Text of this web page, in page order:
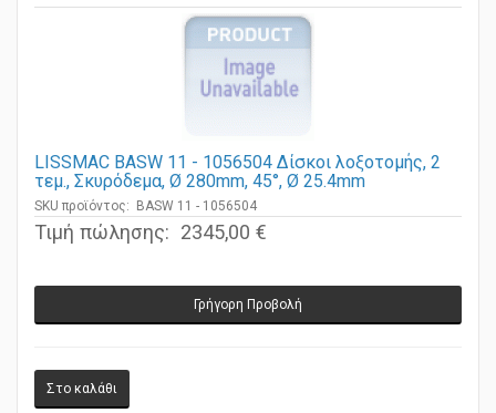
LISSMAC BASW 11 - 1056504 Δίσκοι λοξοτομής, 2
τεμ., Σκυρόδεμα, Ø 280mm, 45°, Ø 25.4mm
SKU προϊόντος: BASW 11 - 1056504
Τιμή πώλησης: 2345,00 €